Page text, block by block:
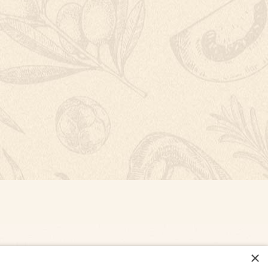
×